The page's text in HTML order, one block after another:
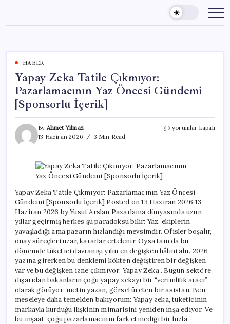
content
HABER
Yapay Zeka Tatile Çıkmıyor:
Pazarlamacının Yaz Öncesi Gündemi
[Sponsorlu İçerik]
By Ahmet Yılmaz
13 Haziran 2026
3 Min Read
Yapay
Yaz
Gündemi
[Sponsorlu
İçerik]
için
yorumlar kapalı
Yapay Zeka Tatile Çıkmıyor: Pazarlamacının Yaz Öncesi
Gündemi [Sponsorlu İçerik] Posted on 13 Haziran 2026 13
Haziran 2026 by Yusuf Arslan Pazarlama dünyasında uzun
yıllar geçirmiş herkes şu paradoksu bilir: Yaz, ekiplerin
yavaşladığı ama pazarın hızlandığı mevsimdir. Ofisler boşalır,
onay süreçleri uzar, kararlar ertelenir. Oysa tam da bu
dönemde tüketici davranışı yılın en değişken hâlini alır. 2026
yazına girerken bu denklemi kökten değiştiren bir değişken
var ve bu değişken izne çıkmıyor: Yapay Zeka . Bugün sektöre
dışarıdan bakanların çoğu yapay zekayı bir “verimlilik aracı”
olarak görüyor; metin yazan, görsel üreten bir asistan. Ben
meseleye daha temelden bakıyorum: Yapay zeka, tüketicinin
markayla kurduğu ilişkinin mimarisini yeniden inşa ediyor. Ve
bu inşaat, çoğu pazarlamacının fark etmediği bir hızla